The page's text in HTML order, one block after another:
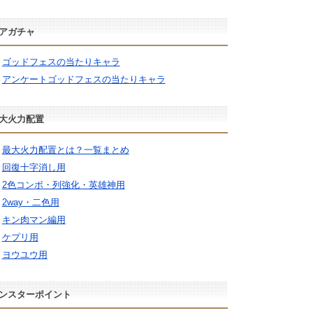
ガチャ
ゴッドフェスの当たりキャラ
アンケートゴッドフェスの当たりキャラ
火力配置
最大火力配置とは？一覧まとめ
回復十字消し用
2色コンボ・列強化・英雄神用
2way・二色用
キン肉マン編用
ケプリ用
ヨウユウ用
スターポイント